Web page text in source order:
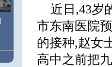
近日,43岁
市东南医院
的接种,赵女
高中之前把